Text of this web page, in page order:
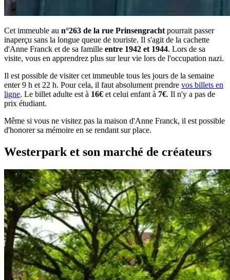
Cet immeuble au n°263 de la rue Prinsengracht pourrait passer
inaperçu sans la longue queue de touriste. Il s'agit de la cachette
d'Anne Franck et de sa famille entre 1942 et 1944. Lors de sa
visite, vous en apprendrez plus sur leur vie lors de l'occupation nazi.
Il est possible de visiter cet immeuble tous les jours de la semaine
enter 9 h et 22 h. Pour cela, il faut absolument prendre vos billets en
ligne. Le billet adulte est à 16€ et celui enfant à 7€. Il n'y a pas de
prix étudiant.
Même si vous ne visitez pas la maison d'Anne Franck, il est possible
d'honorer sa mémoire en se rendant sur place.
Westerpark et son marché de créateurs